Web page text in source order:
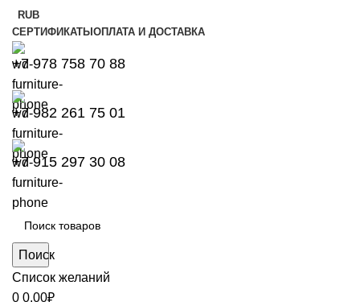
RUB
СЕРТИФИКАТЫОПЛАТА И ДОСТАВКА
+7 978 758 70 88
+7 982 261 75 01
+7 915 297 30 08
Поиск
Список желаний
0 0.00₽